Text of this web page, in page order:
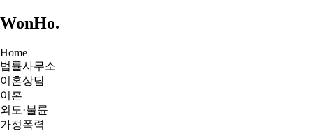
WonHo.
Home
법률사무소
이혼상담
이혼
외도·불륜
가정폭력